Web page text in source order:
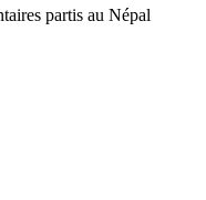
partis au Népal